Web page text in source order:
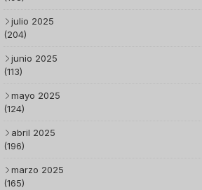
julio 2025
(204)
junio 2025
(113)
mayo 2025
(124)
abril 2025
(196)
marzo 2025
(165)